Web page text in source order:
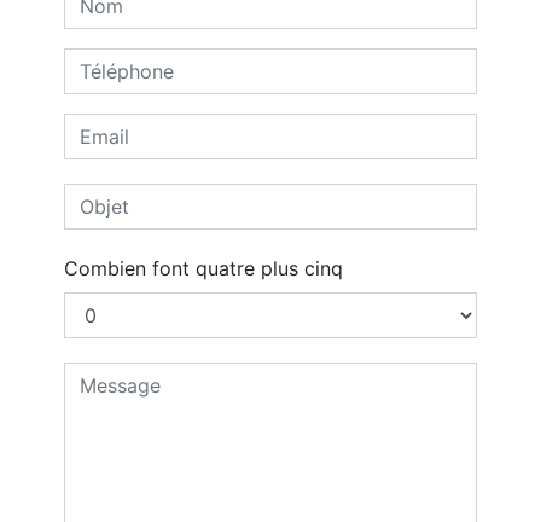
Combien font quatre plus cinq